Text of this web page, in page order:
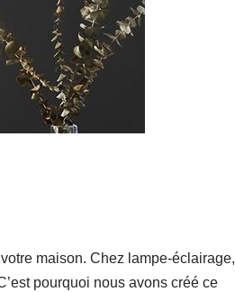
maison. Chez lampe-éclairage,
pourquoi nous avons créé ce